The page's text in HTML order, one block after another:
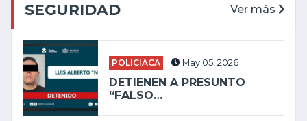
SEGURIDAD Ver más
POLICIACA May 05, 2026
DETIENEN A PRESUNTO
“FALSO…